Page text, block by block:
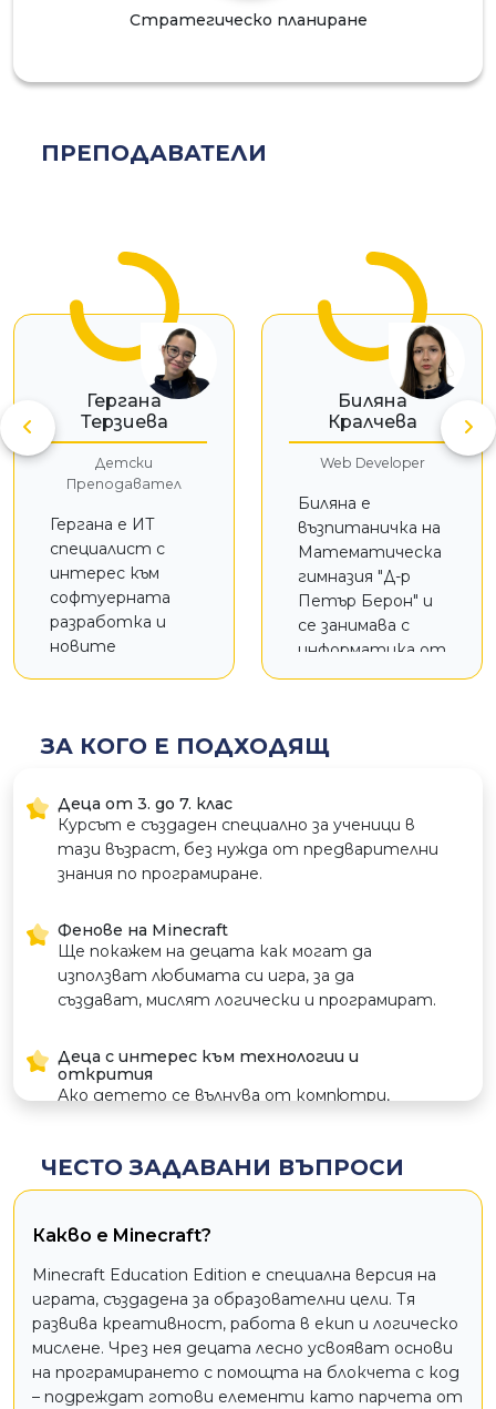
Стратегическо планиране
ПРЕПОДАВАТЕЛИ
ГТ
Гергана
Терзиева
Детски
Преподавател
Гергана е ИТ
специалист с
интерес към
софтуерната
разработка и
новите
възможността
решения.
Работи с
Minecraft, Roblox и
БК
Биляна
Кралчева
Web Developer
Биляна е
възпитаничка на
Математическа
гимназия "Д-р
Петър Берон" и
се занимава с
информатика от
малка. Участвала
олимпиади,
различните
технологии и
Адванс Академи,
тя цели да
вдъхнови повече
уменията си в
тази сфера.
ЗА КОГО Е ПОДХОДЯЩ
Деца от 3. до 7. клас
Курсът е създаден специално за ученици в
тази възраст, без нужда от предварителни
знания по програмиране.
Фенове на Minecraft
Ще покажем на децата как могат да
използват любимата си игра, за да
създават, мислят логически и програмират.
Деца с интерес към технологии и
открития
Ако детето се вълнува от компютри,
развива в тази посока.
Деца, които обичат да са пред компютъра
Курсът помага времето пред екрана да
бъде полезно – децата ще учат да
програмират, да мислят логически и да
създават свои проекти в Minecraft.
ЧЕСТО ЗАДАВАНИ ВЪПРОСИ
Какво е Minecraft?
Minecraft Education Edition е специална версия на
играта, създадена за образователни цели. Тя
развива креативност, работа в екип и логическо
мислене. Чрез нея децата лесно усвояват основи
на програмирането с помощта на блокчета с код
– подреждат готови елементи като парчета от